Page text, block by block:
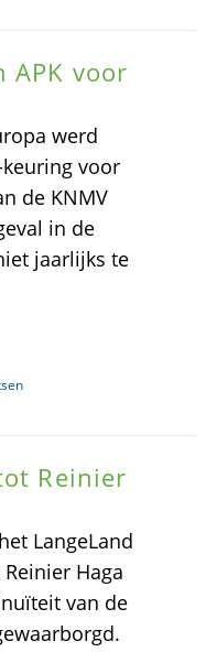
APK voor
werd
voor
de KNMV
in de
jaarlijks te
Reinier
LangeLand
Haga
van de